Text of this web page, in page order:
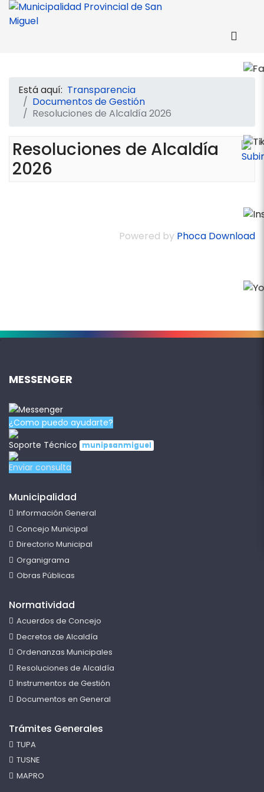
Está aquí: Transparencia
Documentos de Gestión
Resoluciones de Alcaldía 2026
Resoluciones de Alcaldía
2026
Powered by Phoca Download
.
MESSENGER
¿Como puedo ayudarte?
Soporte Técnico
munipsanmiguel
Enviar consulta
Municipalidad
Información General
Concejo Municipal
Directorio Municipal
Organigrama
Obras Públicas
Normatividad
Acuerdos de Concejo
Decretos de Alcaldía
Ordenanzas Municipales
Resoluciones de Alcaldía
Instrumentos de Gestión
Documentos en General
Trámites Generales
TUPA
TUSNE
MAPRO